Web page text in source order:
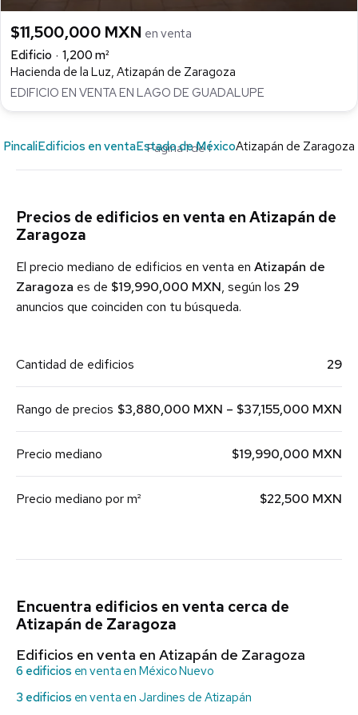
$11,500,000 MXN en venta
Edificio
1,200 m²
Hacienda de la Luz, Atizapán de Zaragoza
EDIFICIO EN VENTA EN LAGO DE GUADALUPE
Página 1 de 1
PincaliEdificios en ventaEstado de MéxicoAtizapán de Zaragoza
Precios de edificios en venta en Atizapán de
Zaragoza
El precio mediano de edificios en venta en Atizapán de
Zaragoza es de $19,990,000 MXN, según los 29
anuncios que coinciden con tu búsqueda.
Cantidad de edificios 29
Rango de precios $3,880,000 MXN – $37,155,000 MXN
Precio mediano $19,990,000 MXN
Precio mediano por m² $22,500 MXN
Encuentra edificios en venta cerca de
Atizapán de Zaragoza
Edificios en venta en Atizapán de Zaragoza
6 edificios en venta en México Nuevo
3 edificios en venta en Jardines de Atizapán